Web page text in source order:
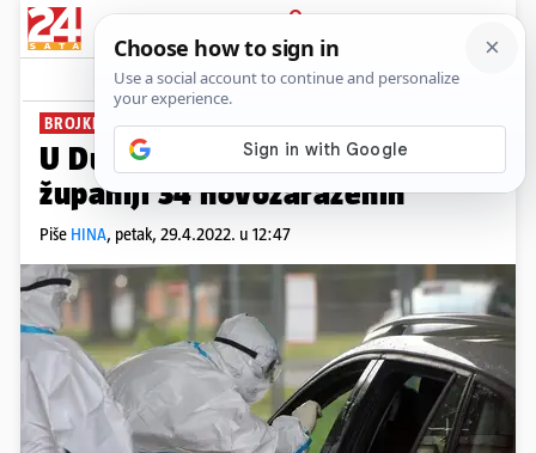
PRIJAVA
News Komentari
BROJKE STOŽERA
U Dubrovačko-neretvanskoj
županiji 34 novozaraženih
Piše HINA, petak, 29.4.2022. u 12:47